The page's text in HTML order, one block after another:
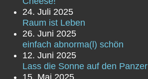
24. Juli 2025
Raum ist Leben
26. Juni 2025
einfach abnorma(l) schön
12. Juni 2025
Lass die Sonne auf den Panzer